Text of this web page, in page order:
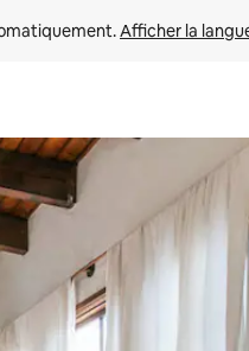
Afficher la